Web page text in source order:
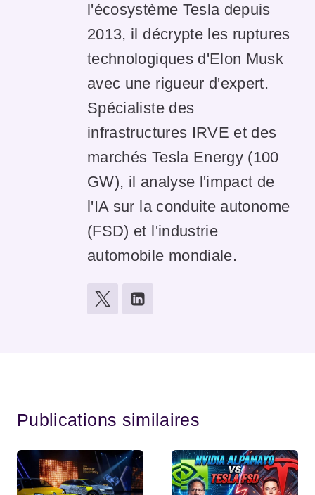
l'écosystème Tesla depuis
2013, il décrypte les ruptures
technologiques d'Elon Musk
avec une rigueur d'expert.
Spécialiste des
infrastructures IRVE et des
marchés Tesla Energy (100
GW), il analyse l'impact de
l'IA sur la conduite autonome
(FSD) et l'industrie
automobile mondiale.
Publications similaires